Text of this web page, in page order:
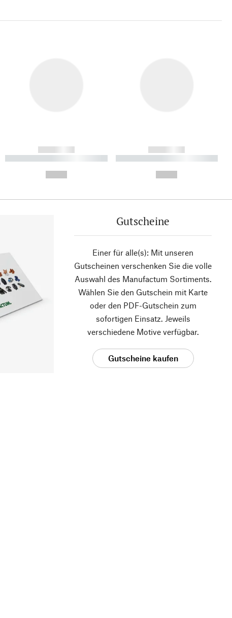
------------
----------- ----------- ----------
------------
----------- ----------- ----------
Gutscheine
Einer für alle(s): Mit unseren
Gutscheinen verschenken Sie die volle
Auswahl des Manufactum Sortiments.
Wählen Sie den Gutschein mit Karte
oder den PDF-Gutschein zum
sofortigen Einsatz. Jeweils
verschiedene Motive verfügbar.
Gutscheine kaufen